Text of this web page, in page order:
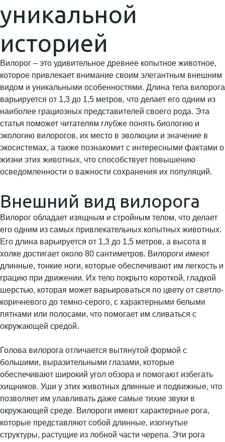
уникальной
историей
Вилорог – это удивительное древнее копытное животное,
которое привлекает внимание своим элегантным внешним
видом и уникальными особенностями. Длина тела вилорога
варьируется от 1,3 до 1,5 метров, что делает его одним из
наиболее грациозных представителей своего рода. Эта
статья поможет читателям глубже понять биологию и
экологию вилорогов, их место в эволюции и значение в
экосистемах, а также познакомит с интересными фактами о
жизни этих животных, что способствует повышению
осведомленности о важности сохранения их популяций.
Внешний вид вилорога
Вилорог обладает изящным и стройным телом, что делает
его одним из самых привлекательных копытных животных.
Его длина варьируется от 1,3 до 1,5 метров, а высота в
холке достигает около 80 сантиметров. Вилороги имеют
длинные, тонкие ноги, которые обеспечивают им легкость и
грацию при движении. Их тело покрыто короткой, гладкой
шерстью, которая может варьироваться по цвету от светло-
коричневого до темно-серого, с характерными белыми
пятнами или полосами, что помогает им сливаться с
окружающей средой.
Голова вилорога отличается вытянутой формой с
большими, выразительными глазами, которые
обеспечивают широкий угол обзора и помогают избегать
хищников. Уши у этих животных длинные и подвижные, что
позволяет им улавливать даже самые тихие звуки в
окружающей среде. Вилороги имеют характерные рога,
которые представляют собой длинные, изогнутые
структуры, растущие из лобной части черепа. Эти рога